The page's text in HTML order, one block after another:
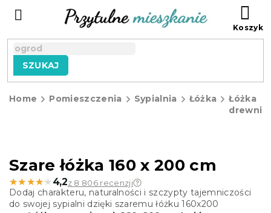
SZUKAJ
Home Pomieszczenia Sypialnia Łóżka
Łóżka
Szare łóżka 160 x 200 cm
★★★★★
★★★★★ 4,2z 8 806 recenzji
Dodaj charakteru, naturalności i szczypty tajemniczości
do swojej sypialni dzięki szaremu łóżku 160x200